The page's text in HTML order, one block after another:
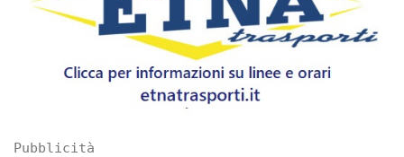
Pubblicità